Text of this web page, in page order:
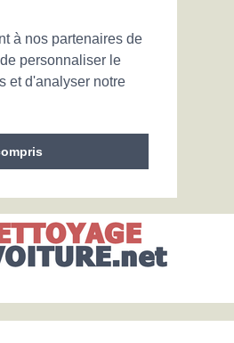
à nos partenaires de
personnaliser le
et d'analyser notre